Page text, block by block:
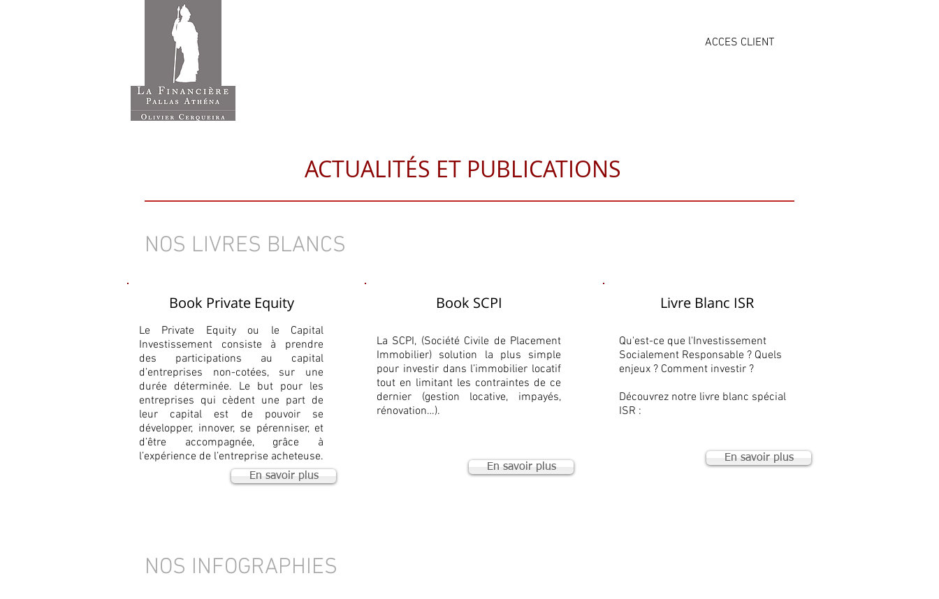
ACCES CLIENT
ACTUALITÉS ET PUBLICATIONS
NOS LIVRES BLANCS
Book Private Equity
Le Private Equity ou le Capital
Investissement consiste à prendre
des participations au capital
d’entreprises non-cotées, sur une
durée déterminée. Le but pour les
entreprises qui cèdent une part de
leur capital est de pouvoir se
développer, innover, se pérenniser, et
d’être accompagnée, grâce à
l’expérience de l’entreprise acheteuse.
En savoir plus
Book SCPI
La SCPI, (Société Civile de Placement
Immobilier) solution la plus simple
pour investir dans l’immobilier locatif
tout en limitant les contraintes de ce
dernier (gestion locative, impayés,
rénovation…).
En savoir plus
Livre Blanc ISR
Qu'est-ce que l'Investissement
Socialement Responsable ? Quels
enjeux ? Comment investir ?
Découvrez notre livre blanc spécial
ISR :
En savoir plus
NOS INFOGRAPHIES